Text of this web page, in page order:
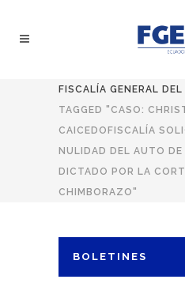
FISCALÍA GENERAL
TAGGED "CASO:
CAICEDOFISCALÍA
NULIDAD DEL AUTO DE
DICTADO POR LA
CHIMBORAZO"
BOLETINES